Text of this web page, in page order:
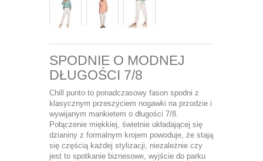
SPODNIE O MODNEJ
DŁUGOŚCI 7/8
Chill punto to ponadczasowy fason spodni z
klasycznym przeszyciem nogawki na przodzie i
wywijanym mankietem o długości 7/8.
Połączenie miękkiej, świetnie układającej się
dzianiny z formalnym krojem powoduje, że stają
się częścią każdej stylizacji, niezależnie czy
jest to spotkanie biznesowe, wyjście do parku